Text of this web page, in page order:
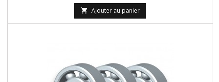
 Ajouter au panier